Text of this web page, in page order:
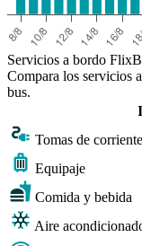
Servicios a bordo
Compara los servicios
bus.
Tomas de corriente
Equipaje
Comida y bebida
Aire